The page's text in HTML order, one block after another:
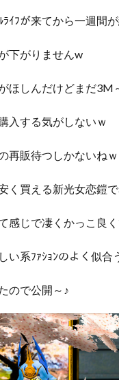
ﾗｲﾌが来てから一週間
下がりませんw
ほしんだけどまだ3M
入する気がしないｗ
再販待つしかないねｗ
く買える新光女恋鎧
感じで凄くかっこ良
い系ﾌｧｼｮﾝのよく似合
ので公開～♪